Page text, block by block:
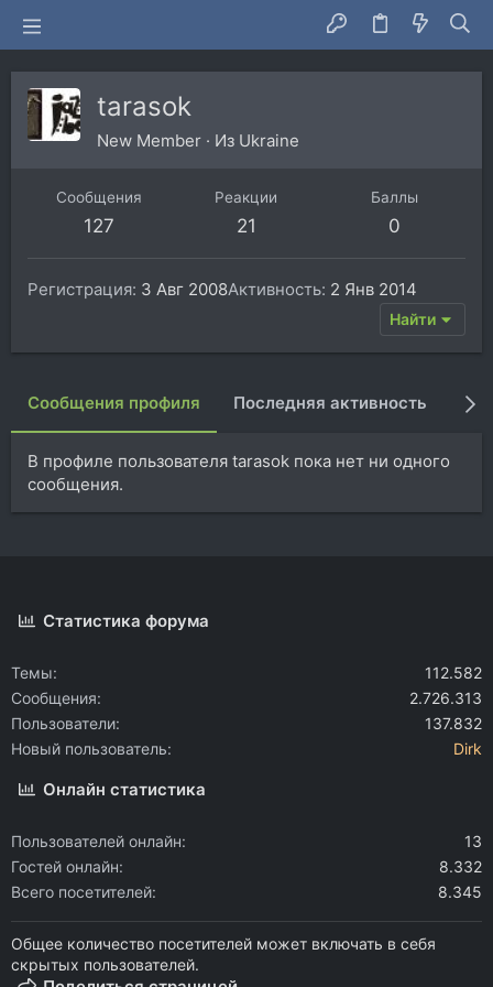
tarasok
New Member · Из Ukraine
Сообщения
127
Реакции
21
Баллы
0
Регистрация 3 Авг 2008Активность 2 Янв 2014
Найти
Сообщения профиля Последняя активность
В профиле пользователя tarasok пока нет ни одного
сообщения.
Статистика форума
Темы
112.582
Сообщения
2.726.313
Пользователи
137.832
Новый пользователь
Dirk
Онлайн статистика
Пользователей онлайн
13
Гостей онлайн
8.332
Всего посетителей
8.345
Общее количество посетителей может включать в себя
скрытых пользователей.